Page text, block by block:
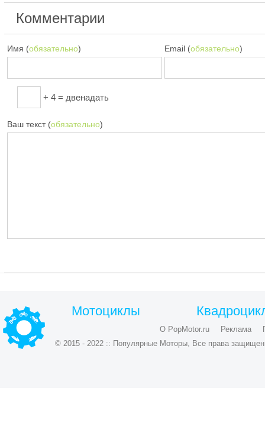
Комментарии
Имя (обязательно) Email (обязательно)
+ 4 = двенадать
Ваш текст (обязательно)
Мотоциклы
О PopMotor.ru Реклама
© 2015 - 2022 :: Популярные Моторы, Все права